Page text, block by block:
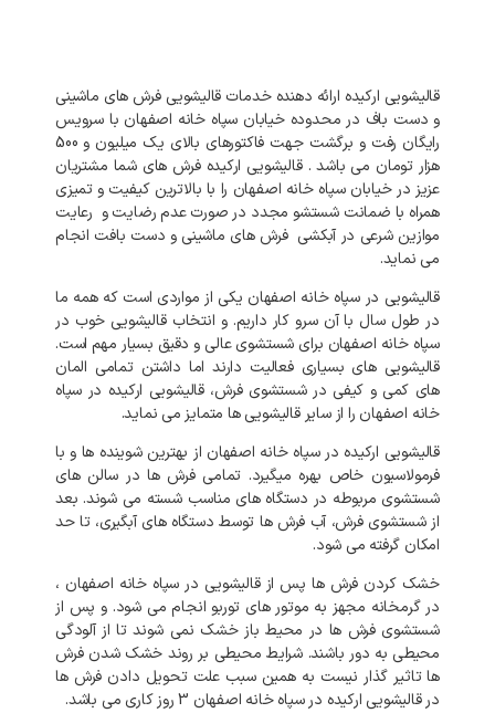
قالیشویی ارکیده ارائه دهنده خدمات قالیشویی فرش های ماشینی
و دست باف در محدوده خیابان سپاه خانه اصفهان با سرویس
رایگان رفت و برگشت جهت فاکتورهای بالای
یک میلیون و 500
هزار تومان می باشد.قالیشویی ارکیده فرش های شما مشتریان
عزیز در خیابان سپاه خانه اصفهان را با بالاترین کیفیت و تمیزی
همراه با ضمانت شستشو مجدد در صورت عدم رضایت و رعایت
موازین شرعی در آبکشی فرش های ماشینی و دست بافت انجام
می نماید.
قالیشویی در سپاه خانه اصفهان یکی از مواردی است که همه ما
در طول سال با آن سرو کار داریم.و انتخاب قالیشویی خوب در
سپاه خانه اصفهان برای شستشوی عالی و دقیق بسیار مهم است.
قالیشویی های بسیاری فعالیت دارند اما داشتن تمامی المان
های کمی و کیفی در شستشوی فرش، قالیشویی ارکیده در سپاه
خانه اصفهان را از سایر قالیشویی ها متمایز می نماید.
قالیشویی ارکیده در سپاه خانه اصفهان از بهترین شوینده ها و با
فرمولاسیون خاص بهره میگیرد. تمامی فرش ها در سالن های
شستشوی مربوطه در دستگاه های مناسب شسته می شوند. بعد
از شستشوی فرش، آب فرش ها توسط دستگاه های آبگیری، تا حد
امکان گرفته می شود.
خشک کردن فرش ها پس از قالیشویی در سپاه خانه اصفهان ،
در گرمخانه مجهز به موتور های توربو انجام می شود.و پس از
شستشوی فرش ها در محیط باز خشک نمی شوند تا از آلودگی
محیطی به دور باشند. شرایط محیطی بر روند خشک شدن فرش
ها تاثیر گذار نیست به همین سبب علت تحویل دادن فرش ها
در قالیشویی ارکیده در سپاه خانه اصفهان روز کاری می باشد.